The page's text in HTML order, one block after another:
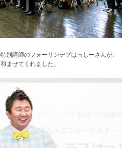
別講師のフォーリンデブはっしーさんが、
ませてくれました。